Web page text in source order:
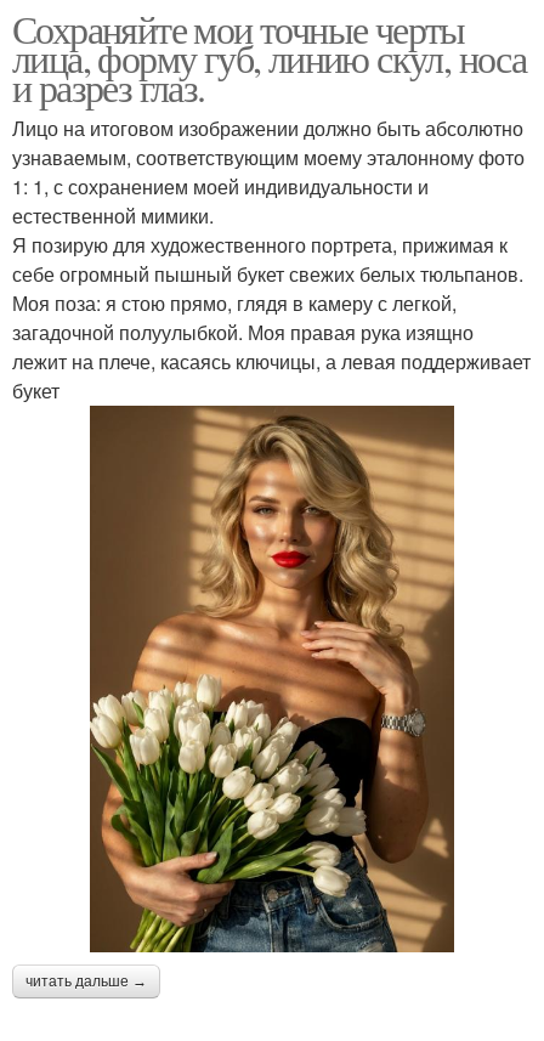
Сохраняйте мои точные черты
лица, форму губ, линию скул, носа
и разрез глаз.
Лицо на итоговом изображении должно быть абсолютно
узнаваемым, соответствующим моему эталонному фото
1: 1, с сохранением моей индивидуальности и
естественной мимики.
Я позирую для художественного портрета, прижимая к
себе огромный пышный букет свежих белых тюльпанов.
Моя поза: я стою прямо, глядя в камеру с легкой,
загадочной полуулыбкой. Моя правая рука изящно
лежит на плече, касаясь ключицы, а левая поддерживает
букет
читать дальше →